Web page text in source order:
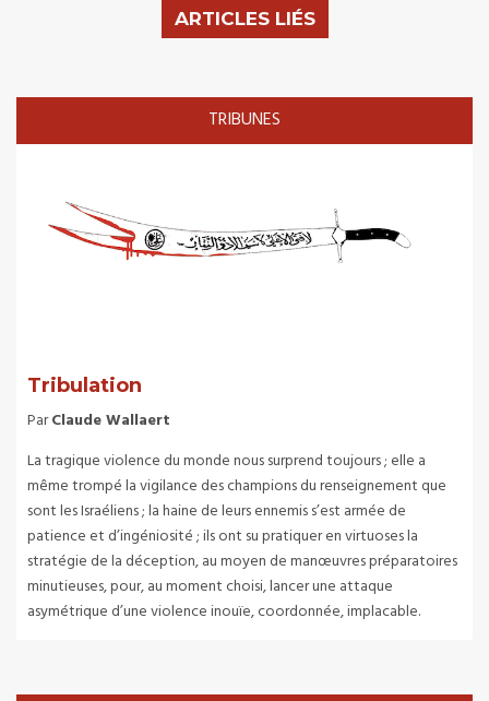
ARTICLES LIÉS
TRIBUNES
Tribulation
ParClaude Wallaert
La tragique violence du monde nous surprend toujours ; elle a
même trompé la vigilance des champions du renseignement que
sont les Israéliens ; la haine de leurs ennemis s’est armée de
patience et d’ingéniosité ; ils ont su pratiquer en virtuoses la
stratégie de la déception, au moyen de manœuvres préparatoires
minutieuses, pour, au moment choisi, lancer une attaque
asymétrique d’une violence inouïe, coordonnée, implacable.